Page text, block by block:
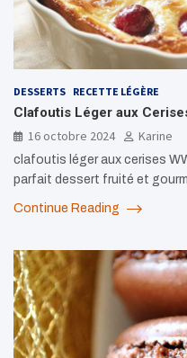
DESSERTS RECETTE LÉGÈRE
Clafoutis Léger aux
16 octobre 2024
Karine
clafoutis léger aux cerises
parfait dessert fruité et
Continue Reading